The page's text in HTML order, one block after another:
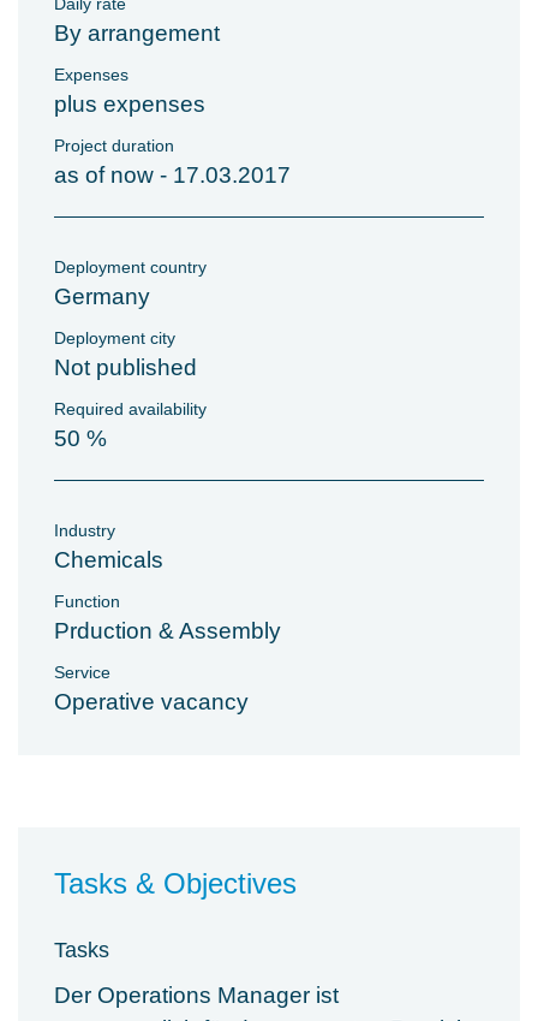
By arrangement
Expenses
plus expenses
Project duration
as of now - 17.03.2017
Deployment country
Germany
Deployment city
Not published
Required availability
50 %
Industry
Chemicals
Function
Prduction & Assembly
Service
Operative vacancy
Tasks & Objectives
Tasks
Der Operations Manager ist